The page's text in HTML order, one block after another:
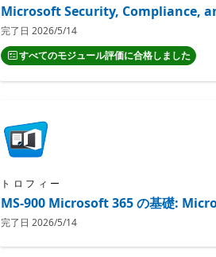
Microsoft Security, Compliance,
完了日 2026/5/14
すべてのモジュール評価に合格しました
トロフィー
MS-900 Microsoft 365 の基礎:
完了日 2026/5/14